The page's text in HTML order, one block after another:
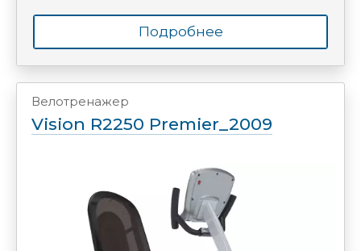
Подробнее
Велотренажер
Vision R2250 Premier_2009